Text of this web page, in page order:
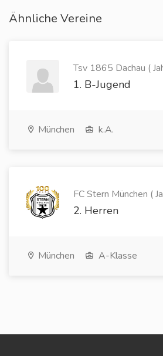
Ähnliche Vereine
Tsv 1865 Dachau (
1. B-Jugend
München k.A.
FC Stern München (
2. Herren
München A-Klasse